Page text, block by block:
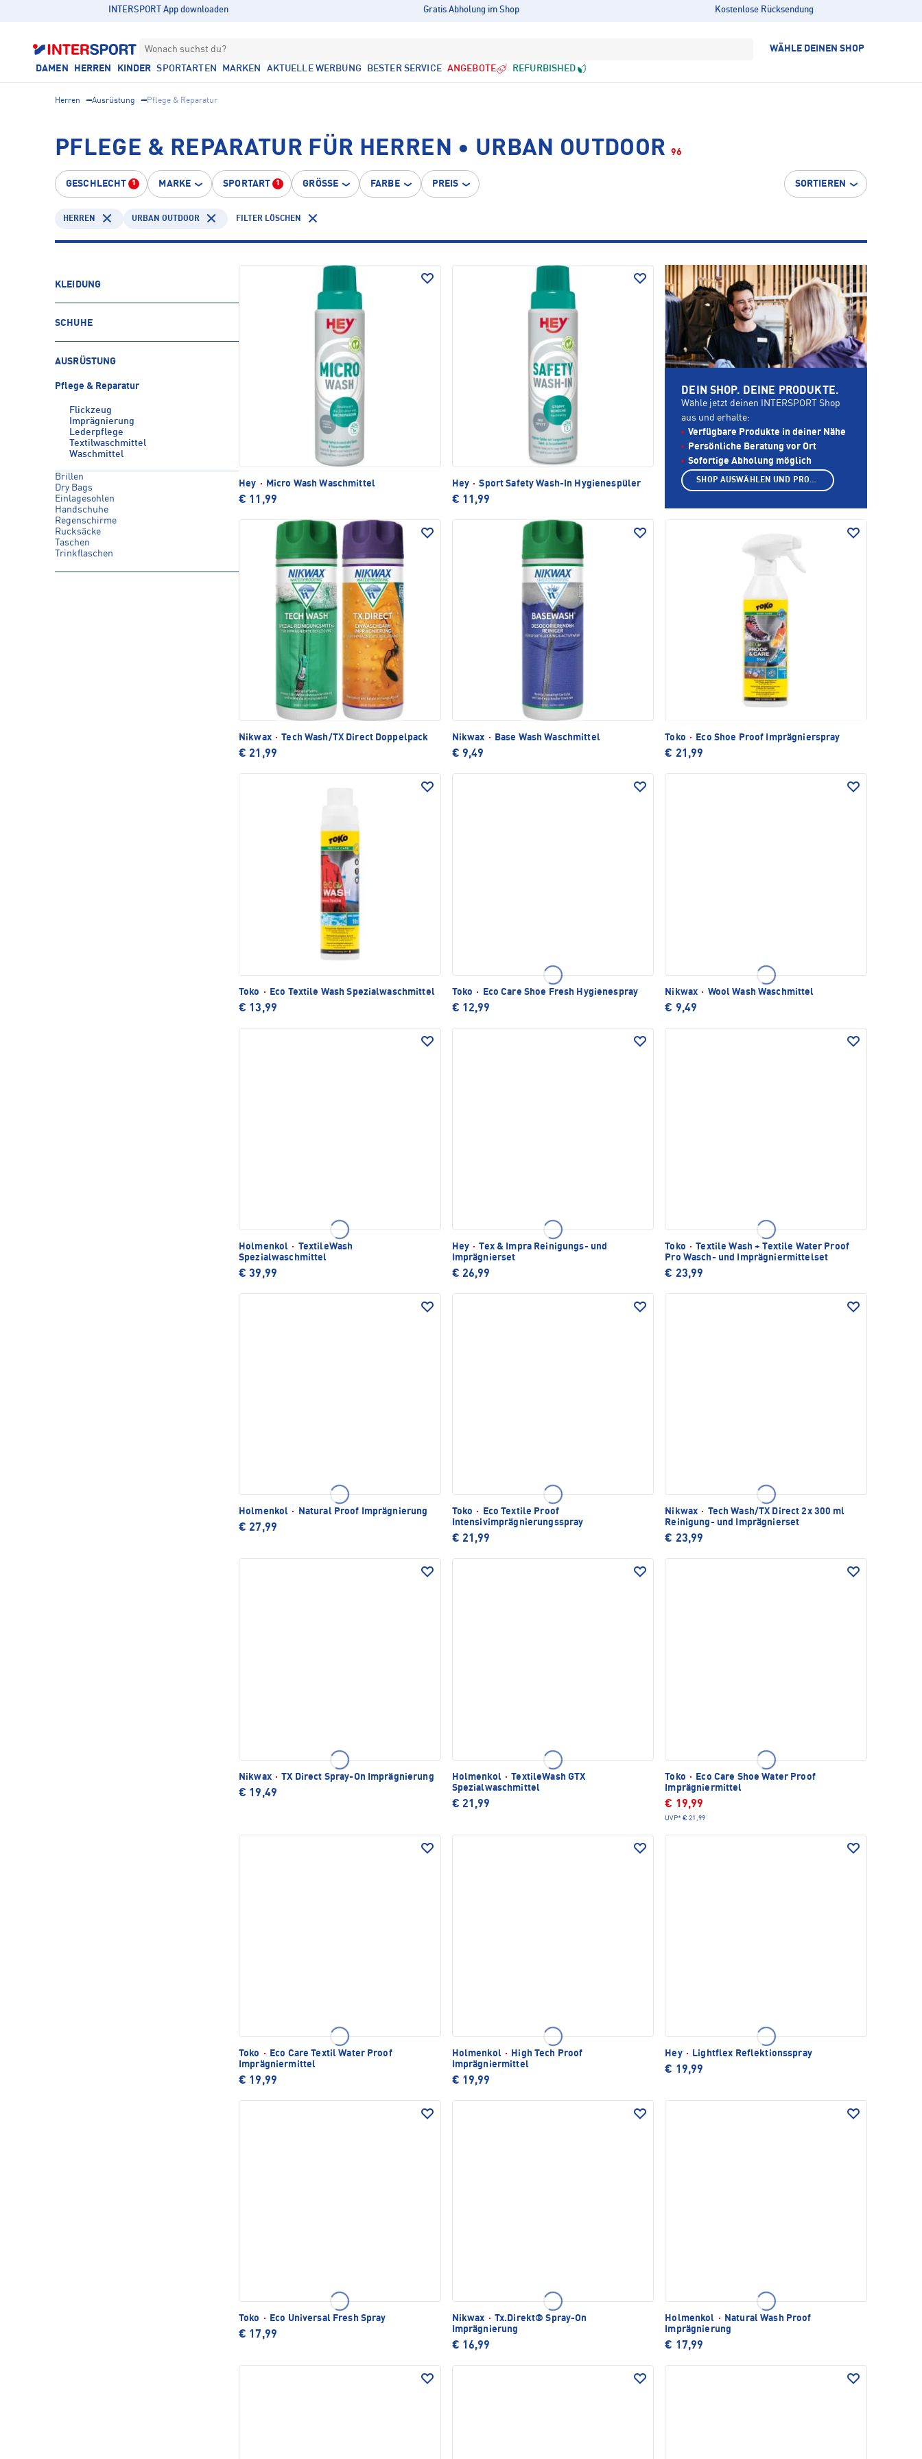
INTERSPORT App downloaden Gratis Abholung im Shop Kostenlose Rücksendung
Wonach suchst du? WÄHLE DEINEN SHOP
DAMEN HERREN KINDER SPORTARTEN MARKEN AKTUELLE WERBUNG BESTER SERVICE ANGEBOTE REFURBISHED
Herren Ausrüstung Pflege & Reparatur
PFLEGE & REPARATUR FÜR HERREN • URBAN OUTDOOR 96
GESCHLECHT 1 MARKE SPORTART 1 GRÖSSE FARBE PREIS SORTIEREN
HERREN URBAN OUTDOOR FILTER LÖSCHEN
KLEIDUNG
SCHUHE
AUSRÜSTUNG
Pflege & Reparatur
Flickzeug
Imprägnierung
Lederpflege
Textilwaschmittel
Waschmittel
Brillen
Dry Bags
Einlagesohlen
Handschuhe
Regenschirme
Rucksäcke
Taschen
Trinkflaschen
Hey · Micro Wash Waschmittel
€ 11,99
Hey · Sport Safety Wash-In Hygienespüler
€ 11,99
Nikwax · Tech Wash/TX Direct Doppelpack
€ 21,99
Nikwax · Base Wash Waschmittel
€ 9,49
Toko · Eco Shoe Proof Imprägnierspray
€ 21,99
Toko · Eco Textile Wash Spezialwaschmittel
€ 13,99
Toko · Eco Care Shoe Fresh Hygienespray
€ 12,99
Nikwax · Wool Wash Waschmittel
€ 9,49
Holmenkol · TextileWash
Spezialwaschmittel
€ 39,99
Hey · Tex & Impra Reinigungs- und
Imprägnierset
€ 26,99
Toko · Textile Wash + Textile Water Proof
Pro Wasch- und Imprägniermittelset
€ 23,99
Holmenkol · Natural Proof Imprägnierung
€ 27,99
Toko ·
Eco Textile Proof
Intensivimprägnierungsspray
€ 21,99
Nikwax · Tech Wash/TX Direct 2x 300 ml
Reinigung- und Imprägnierset
€ 23,99
Nikwax · TX Direct Spray-On Imprägnierung
€ 19,49
Holmenkol · TextileWash GTX
Spezialwaschmittel
€ 21,99
Toko ·
Eco Care Shoe Water Proof
Imprägniermittel
€ 19,99
UVP* € 21,99
Toko ·
Eco Care Textil Water Proof
Imprägniermittel
€ 19,99
Holmenkol ·
High Tech Proof
Imprägniermittel
€ 19,99
Hey · Lightflex Reflektionsspray
€ 19,99
Toko · Eco Universal Fresh Spray
€ 17,99
Nikwax · Tx.Direkt® Spray-On
Imprägnierung
€ 16,99
Holmenkol ·
Natural Wash Proof
Imprägnierung
€ 17,99
DEIN SHOP. DEINE PRODUKTE.
Wähle jetzt deinen INTERSPORT Shop
aus und erhalte:
Verfügbare Produkte in deiner Nähe
Persönliche Beratung vor Ort
Sofortige Abholung möglich
SHOP AUSWÄHLEN UND PRODUKTE ANZEIGEN